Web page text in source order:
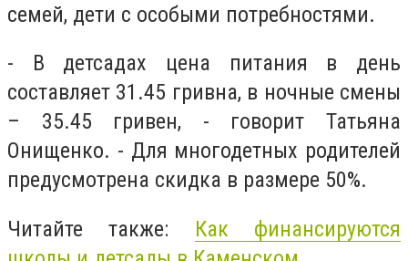
семей, дети с особыми потребностями.
- В детсадах цена питания в день
составляет 31.45 гривна, в ночные смены
– 35.45 гривен, - говорит Татьяна
Онищенко. - Для многодетных родителей
предусмотрена скидка в размере 50%.
Читайте также: Как финансируются